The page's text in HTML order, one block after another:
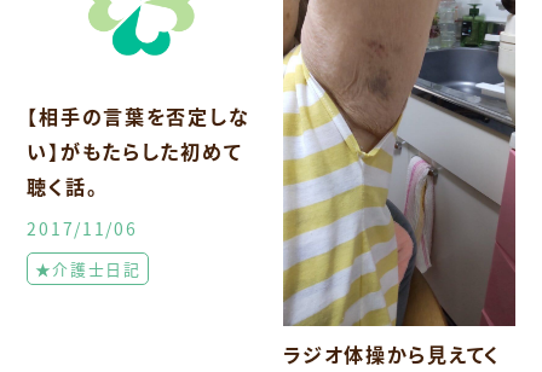
【相手の言葉を否定しな
い】がもたらした初めて
聴く話。
2017/11/06
★介護士日記
ラジオ体操から見えてく